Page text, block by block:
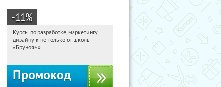
-11%
08:39:54
Получи первым!
Россия
Курсы по разработке, маркетингу,
дизайну и не только от школы
«Бруноям»
Промокод